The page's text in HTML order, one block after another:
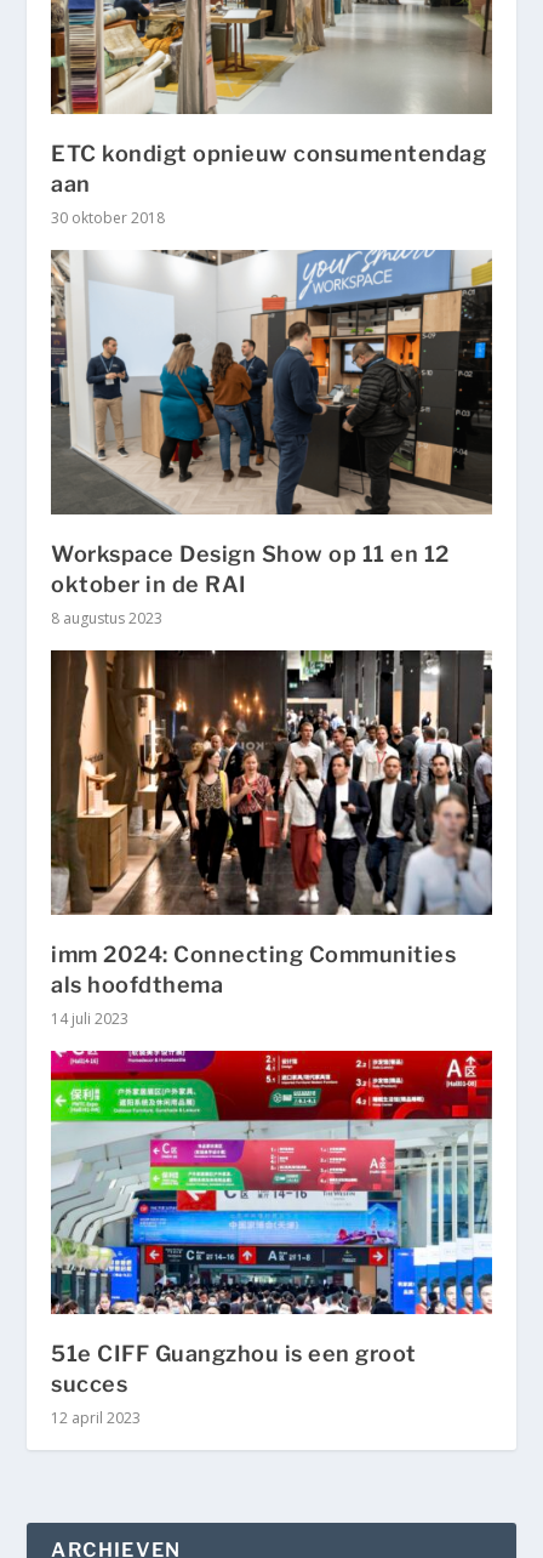
ETC kondigt opnieuw consumentendag
aan
30 oktober 2018
Workspace Design Show op 11 en 12
oktober in de RAI
8 augustus 2023
imm 2024: Connecting Communities
als hoofdthema
14 juli 2023
51e CIFF Guangzhou is een groot
succes
12 april 2023
ARCHIEVEN